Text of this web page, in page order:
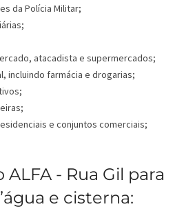
da Polícia Militar;
atacadista e supermercados;
incluindo farmácia e drogarias;
e conjuntos comerciais;
- Rua Gil para
e cisterna: